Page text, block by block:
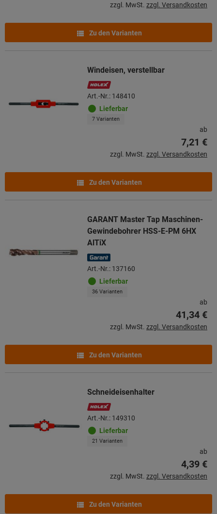
zzgl. MwSt. zzgl. Versandkosten
Zu den Varianten
Windeisen, verstellbar
Art.-Nr.: 148410
Lieferbar
7 Varianten
ab
7,21 €
zzgl. MwSt. zzgl. Versandkosten
Zu den Varianten
GARANT Master Tap Maschinen-
Gewindebohrer HSS-E-PM 6HX
AlTiX
Art.-Nr.: 137160
Lieferbar
36 Varianten
ab
41,34 €
zzgl. MwSt. zzgl. Versandkosten
Zu den Varianten
Schneideisenhalter
Art.-Nr.: 149310
Lieferbar
21 Varianten
ab
4,39 €
zzgl. MwSt. zzgl. Versandkosten
Zu den Varianten